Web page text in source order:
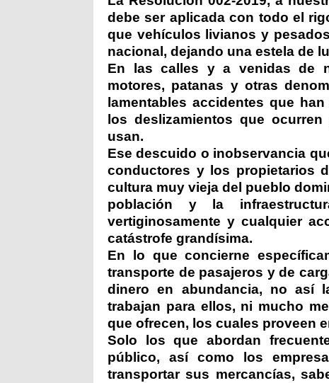
debe ser aplicada con todo el
que vehículos livianos y
nacional, dejando una estela de
En las calles y a venidas de
motores, patanas y otras
lamentables accidentes que
los deslizamientos que
usan.
Ese descuido o inobservancia
conductores y los propietarios
cultura muy vieja del pueblo
población y la
vertiginosamente y cualquier
catástrofe grandísima.
En lo que concierne
transporte de pasajeros y de
dinero en abundancia, no así
trabajan para ellos, ni mucho
que ofrecen, los cuales proveen
Solo los que abordan
público, así como los
transportar sus mercancías,